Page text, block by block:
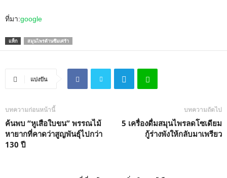
ที่มา:google
แท็ก สมุนไพรต้านซึมเศร้า
แบ่งปัน
บทความก่อนหน้านี้
ค้นพบ “หูเสือใบขน” พรรณไม้
หายากที่คาดว่าสูญพันธุ์ไปกว่า
130 ปี
บทความถัดไป
5 เครื่องดื่มสมุนไพรลดโซเดียม
กู้ร่างพังให้กลับมาเพรียว